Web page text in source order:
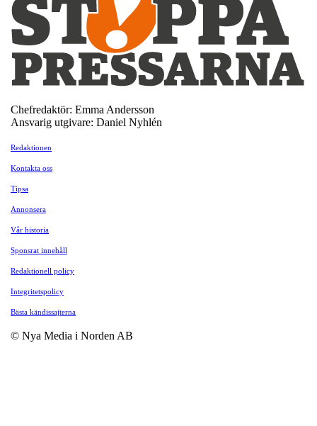
Chefredaktör: Emma Andersson
Ansvarig utgivare: Daniel Nyhlén
Redaktionen
Kontakta oss
Tipsa
Annonsera
Vår historia
Sponsrat innehåll
Redaktionell policy
Integritetspolicy
Bästa kändissajterna
© Nya Media i Norden AB